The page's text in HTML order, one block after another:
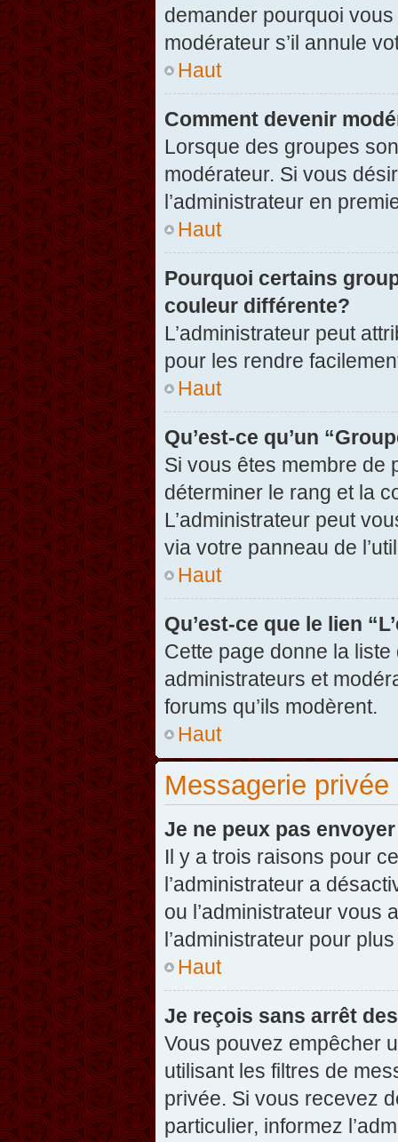
demander pourquoi
modérateur s’il annule
Haut
Comment devenir
Lorsque des groupes
modérateur. Si vous
l’administrateur en
Haut
Pourquoi certains
couleur différente?
L’administrateur peut
pour les rendre
Haut
Qu’est-ce qu’un
Si vous êtes membre de
déterminer le rang et la
L’administrateur peut
via votre panneau de
Haut
Qu’est-ce que le lien
Cette page donne la
administrateurs et
forums qu’ils modèrent.
Haut
Messagerie privée
Je ne peux pas
Il y a trois raisons pour
l’administrateur a
ou l’administrateur vous
l’administrateur pour
Haut
Je reçois sans arrêt
Vous pouvez empêcher
utilisant les filtres de
privée. Si vous recevez
particulier, informez